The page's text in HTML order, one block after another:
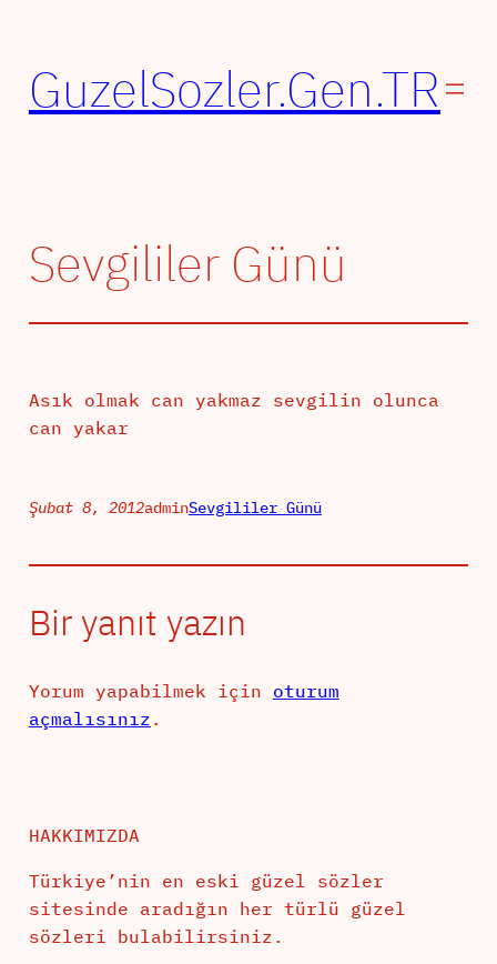
GuzelSozler.Gen.TR
Sevgililer Günü
Asık olmak can yakmaz sevgilin olunca
can yakar
Şubat 8, 2012adminSevgililer Günü
Bir yanıt yazın
Yorum yapabilmek için oturum
açmalısınız .
HAKKIMIZDA
Türkiye’nin en eski güzel sözler
sitesinde aradığın her türlü güzel
sözleri bulabilirsiniz.